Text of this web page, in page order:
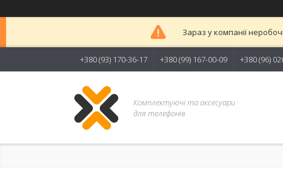
Зараз у компанії
+380 (93) 170-36-17 +380 (99) 167-00-09 +380 (96)
Комплектуючі та аксесуари
для телефонів